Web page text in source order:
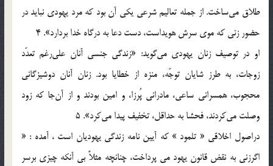
طلاق مي‌ساخت. از جمله تعاليم شرعي يكي آن بود كه مرد يهودي نبايد در
حضور زني كه موي سرش هويداست، دست دعا به درگاه خدا بردارد». 4
او در توصيف زنان يهودي مي‌گويد: «زندگي جنسي آنان علي‌رغم تعدّد
زوجات، به طرز شايان توجّه، منزه از خطايا بود. زنان آنان دوشيزگاني
محجوب، همسراني ساعي، مادراني پُرزا، و امين بودند و از آن‌جا كه زود
وصلت مي‌كردند، فحشا به حداقل، تخفيف پيدا مي‌كرد». 5
دراصول اخلاقي « تلمود » که آيين نامه زندگي يهوديان است ، آمده : «
اگرزني به نقض قانون يهود مي پرداخت، چنانچه مثلاً بي آنکه چيزي برسر